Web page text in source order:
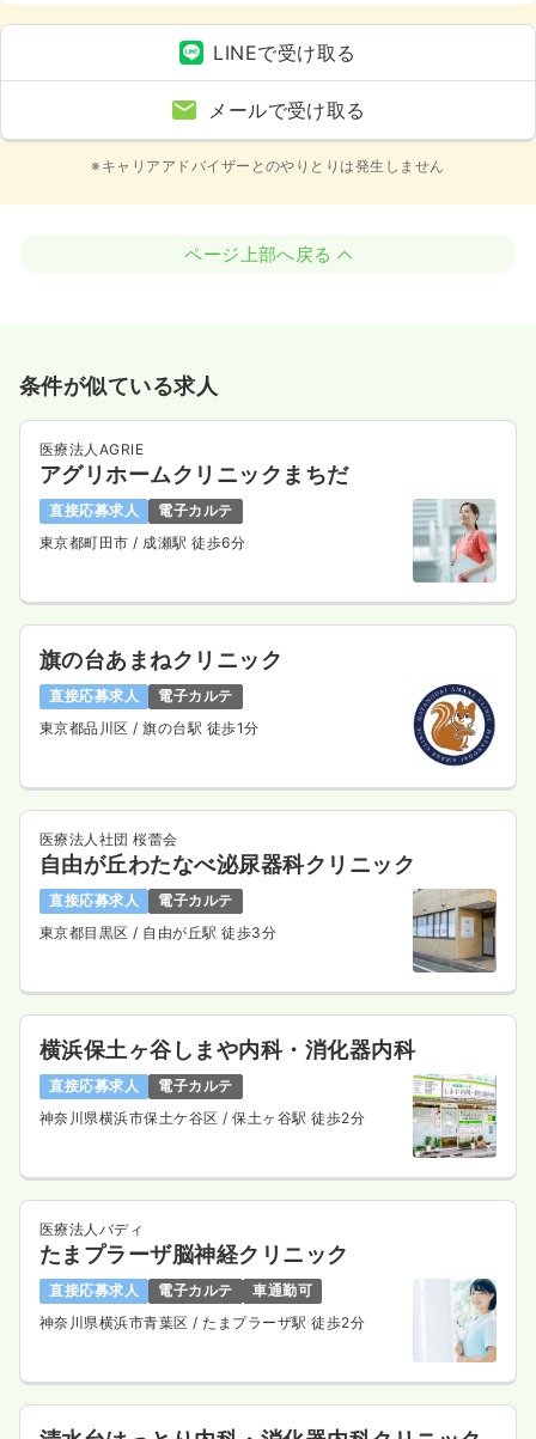
LINEで受け取る
メールで受け取る
※キャリアアドバイザーとのやりとりは発生しません
ページ上部へ戻る
条件が似ている求人
医療法人AGRIE
アグリホームクリニックまちだ
直接応募求人
電子カルテ
東京都町田市 / 成瀬駅 徒歩6分
旗の台あまねクリニック
直接応募求人
電子カルテ
東京都品川区 / 旗の台駅 徒歩1分
医療法人社団 桜蕾会
自由が丘わたなべ泌尿器科クリニック
直接応募求人
電子カルテ
東京都目黒区 / 自由が丘駅 徒歩3分
横浜保土ヶ谷しまや内科・消化器内科
直接応募求人
電子カルテ
神奈川県横浜市保土ケ谷区 / 保土ヶ谷駅 徒歩2分
医療法人バディ
たまプラーザ脳神経クリニック
直接応募求人 電子カルテ
車通勤可
神奈川県横浜市青葉区 / たまプラーザ駅 徒歩2分